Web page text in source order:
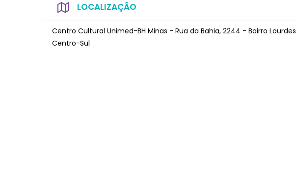
LOCALIZAÇÃO
Centro Cultural Unimed-BH Minas - Rua da Bahia, 2244 - Bairro Lourdes
Centro-Sul